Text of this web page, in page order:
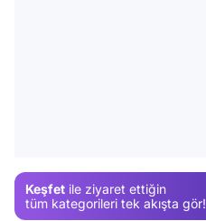
Keşfet ile ziyaret ettiğin
tüm kategorileri tek akışta gör!